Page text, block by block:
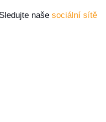
našesociální sítě